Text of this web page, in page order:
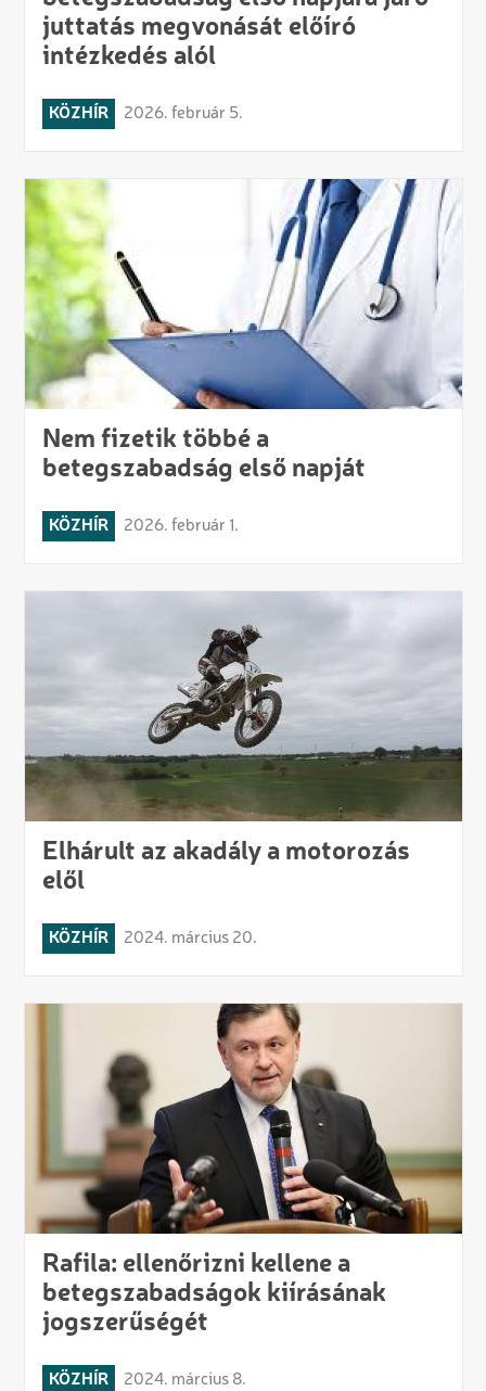
juttatás megvonását előíró
intézkedés alól
KÖZHÍR 2026. február 5.
Nem fizetik többé a
betegszabadság első napját
KÖZHÍR 2026. február 1.
Elhárult az akadály a motorozás
elől
KÖZHÍR 2024. március 20.
Rafila: ellenőrizni kellene a
betegszabadságok kiírásának
jogszerűségét
KÖZHÍR 2024. március 8.